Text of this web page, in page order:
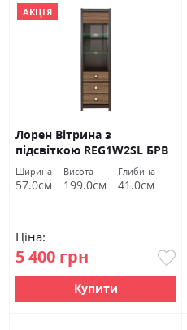
АКЦІЯ
Лорен Вітрина з
підсвіткою REG1W2SL БРВ
Україна
Ширина
57.0см
Висота
199.0см
Глибина
41.0см
Ціна:
5 400 грн
Купити